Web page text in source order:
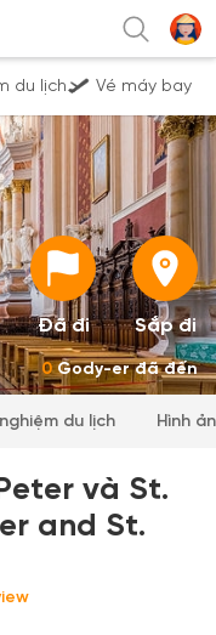
du lịch Vé máy bay
Đã đi Sắp đi
0Gody-er đã đến
du lịch Hình
và St.
and St.